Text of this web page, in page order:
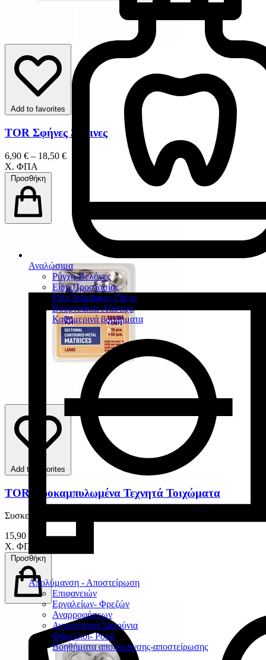
Αναλώσιμα
Ρύγχη-Βελόνες
Είδη Προστασίας
Είδη Βάμβακος-Γάζες
Βουρτσάκια-Λάστιχα
Καθημερινά βοηθήματα
Απολύμανση - Αποστείρωση
Επιφανειών
Εργαλείων- Φρεζών
Αναρροφήσεων
Αντισηπτικά-Σαπούνια
Φάκελλοι- Ρολά
Βοηθήματα απολύμανσης-αποστείρωσης
Add to favorites
TOR Σφήνες Ξύλινες
6,90 € – 18,50 €
Χ. ΦΠΑ
Προσθήκη
Add to favorites
TOR Προκαμπυλωμένα Τεχνητά Τοιχώματα
Συσκευασία 50 Τεμαχίων
15,90 €
Χ. ΦΠΑ
Προσθήκη